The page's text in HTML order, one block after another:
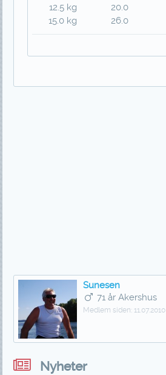
12.5 kg
20.0
15.0 kg
26.0
Sunesen
71 år Akershus
Medlem siden: 11.07.2010
Nyheter